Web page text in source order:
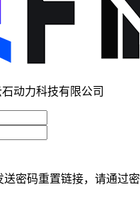
动力科技有限公司
送密码重置链接，请通过